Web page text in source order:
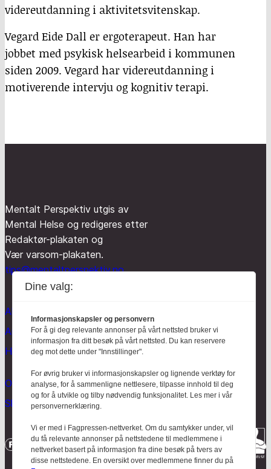
videreutdanning i aktivitetsvitenskap.
Vegard Eide Dall er ergoterapeut. Han har
jobbet med psykisk helsearbeid i kommunen
siden 2009. Vegard har videreutdanning i
motiverende intervju og kognitiv terapi.
Mentalt Perspektiv utgis av
Mental Helse og redigeres etter
Redaktør-plakaten og
Vær varsom-plakaten.
tips@mentaltperspektiv.no
Aktuelt
Anmeldt
Hodebry
Om oss
Skrive for Hodebry
Dine valg:
Informasjonskapsler og personvern
For å gi deg relevante annonser på vårt nettsted bruker vi
informasjon fra ditt besøk på vårt nettsted. Du kan reservere
deg mot dette under "Innstillinger".
For øvrig bruker vi informasjonskapsler og lignende verktøy for
analyse, for å sammenligne nettlesere, tilpasse innhold til deg
og for å utvikle og tilby nødvendig funksjonalitet. Les mer i vår
personvernerklæring.
Vi er med i Fagpressen-nettverket. Om du samtykker under, vil
du få relevante annonser på nettstedene til medlemmene i
nettverket basert på informasjon fra dine besøk på tvers av
disse nettstedene. En oversikt over medlemmene finner du på